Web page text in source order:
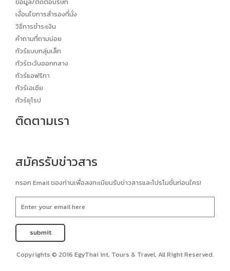
เงื่อนไขการสำรองที่นั่ง
วิธีการชำระเงิน
คำถามที่ถามบ่อย
ทัวร์แบบกลุ่มเล็ก
ทัวร์ตะวันออกกลาง
ทัวร์แอฟริกา
ทัวร์เอเซีย
ทัวร์ยุโรป
ติดตามเรา
สมัครรับข่าวสาร
กรอก Email ของท่านเพื่อลงทะเบียนรับข่าวสารและโปรโมชั่นก่อนใคร!
Copyrights © 2016 EgyThai int. Tours & Travel, All Right Reserved.